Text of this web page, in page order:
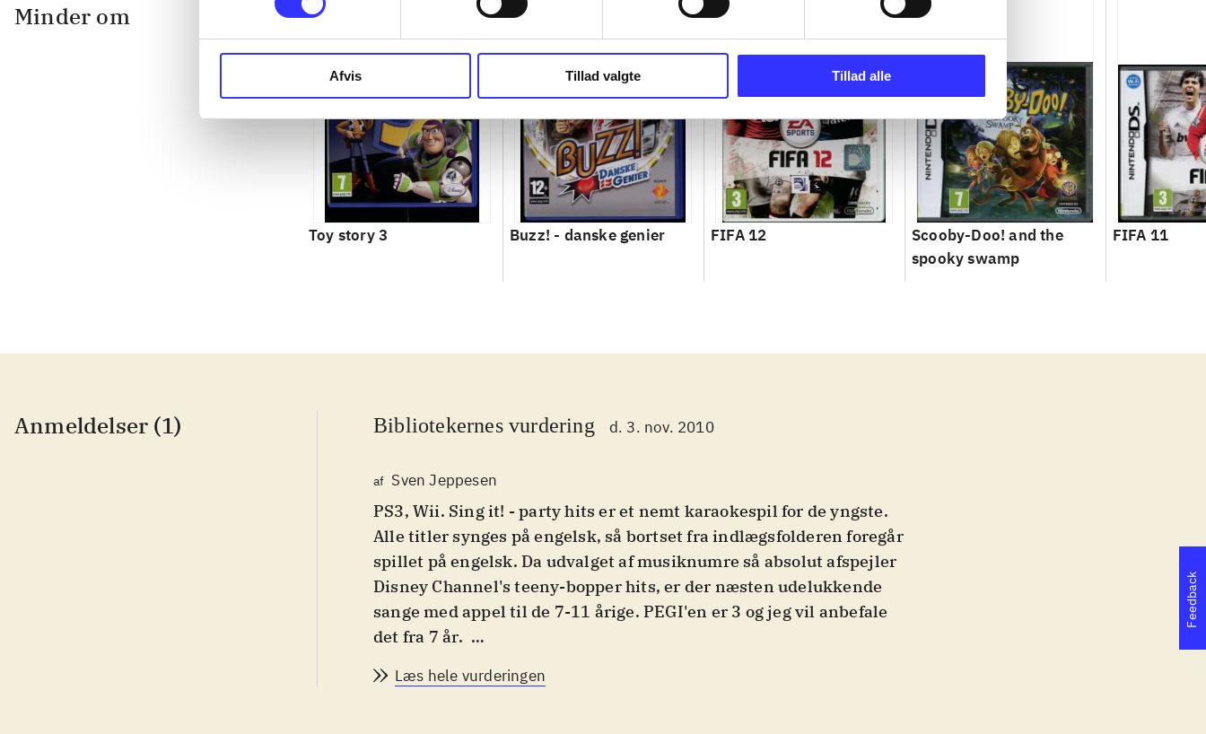
Afvis Tillad valgte Tillad alle
Minder om
Toy story 3 Buzz! - danske genier FIFA 12
Scooby-Doo! and the
spooky swamp
FIFA 11
Anmeldelser (1) Bibliotekernes vurdering d. 3. nov. 2010
af Sven Jeppesen
PS3, Wii. Sing it! - party hits er et nemt karaokespil for de yngste.
Alle titler synges på engelsk, så bortset fra indlægsfolderen foregår
spillet på engelsk. Da udvalget af musiknumre så absolut afspejler
Disney Channel's teeny-bopper hits, er der næsten udelukkende
sange med appel til de 7-11 årige. PEGI'en er 3 og jeg vil anbefale
det fra 7 år.
og Party play, hvor der kan synges solo eller sammen med andre.
Læs hele vurderingen
Feedback